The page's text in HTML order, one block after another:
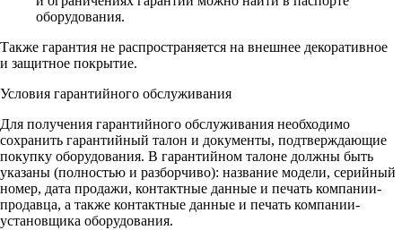
оборудования.
Также гарантия не распространяется на внешнее декоративное
и защитное покрытие.
Условия гарантийного обслуживания
Для получения гарантийного обслуживания необходимо
сохранить гарантийный талон и документы, подтверждающие
покупку оборудования. В гарантийном талоне должны быть
указаны (полностью и разборчиво): название модели, серийный
номер, дата продажи, контактные данные и печать компании-
продавца, а также контактные данные и печать компании-
установщика оборудования.